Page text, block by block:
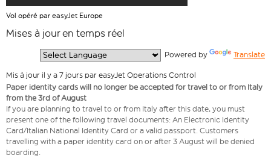
Vol opéré par easyJet Europe
Mises à jour en temps réel
Powered by Translate
Mis à jour il y a 7 jours par easyJet Operations Control
Paper identity cards will no longer be accepted for travel to or from Italy
from the 3rd of August
If you are planning to travel to or from Italy after this date, you must
present one of the following travel documents: An Electronic Identity
Card/Italian National Identity Card or a valid passport. Customers
travelling with a paper identity card on or after 3 August will be denied
boarding.